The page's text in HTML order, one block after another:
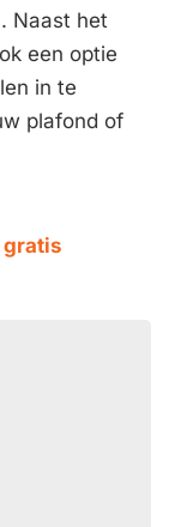
Naast het
een optie
in te
plafond of
gratis